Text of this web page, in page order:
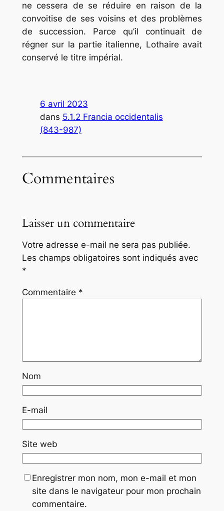
ne cessera de se réduire en raison de la
convoitise de ses voisins et des problèmes
de succession. Parce qu’il continuait de
régner sur la partie italienne, Lothaire avait
conservé le titre impérial.
6 avril 2023
dans 5.1.2 Francia occidentalis
(843-987)
Commentaires
Laisser un commentaire
Votre adresse e-mail ne sera pas publiée.
Les champs obligatoires sont indiqués avec
*
Commentaire *
Nom
E-mail
Site web
Enregistrer mon nom, mon e-mail et mon
site dans le navigateur pour mon prochain
commentaire.